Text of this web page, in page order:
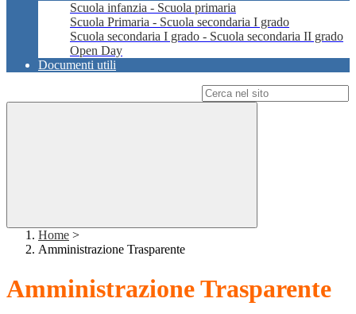
Scuola infanzia - Scuola primaria
Scuola Primaria - Scuola secondaria I grado
Scuola secondaria I grado - Scuola secondaria II grado
Open Day
Documenti utili
Home >
Amministrazione Trasparente
Amministrazione Trasparente